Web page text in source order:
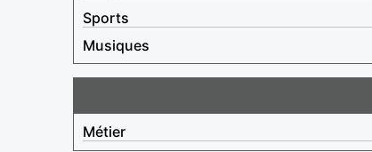
Sports
Musiques
Métier